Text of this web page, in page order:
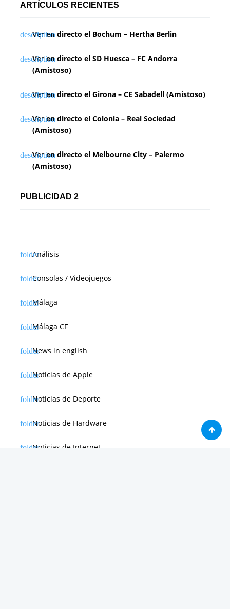
ARTÍCULOS RECIENTES
Ver en directo el Bochum – Hertha Berlin
Ver en directo el SD Huesca – FC Andorra
(Amistoso)
Ver en directo el Girona – CE Sabadell (Amistoso)
Ver en directo el Colonia – Real Sociedad
(Amistoso)
Ver en directo el Melbourne City – Palermo
(Amistoso)
PUBLICIDAD 2
Análisis
Consolas / Videojuegos
Málaga
Málaga CF
News in english
Noticias de Apple
Noticias de Deporte
Noticias de Hardware
Noticias de Internet